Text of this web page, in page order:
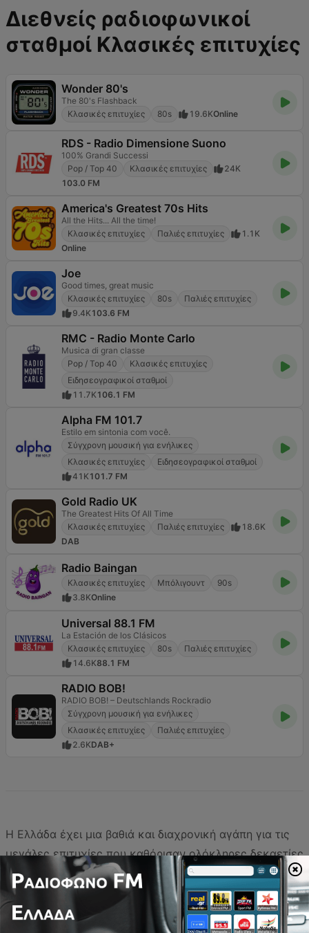
Διεθνείς ραδιοφωνικοί
σταθμοί Κλασικές επιτυχίες
Wonder 80's
The 80's Flashback
Κλασικές επιτυχίες
80s 19.6KOnline
RDS - Radio Dimensione Suono
100% Grandi Successi
Pop / Top 40
Κλασικές επιτυχίες
24K
103.0 FM
America's Greatest 70s Hits
All the Hits... All the time!
Κλασικές επιτυχίες
Παλιές επιτυχίες
1.1K
Online
Joe
Good times, great music
Κλασικές επιτυχίες
80s
Παλιές επιτυχίες
9.4K103.6 FM
RMC - Radio Monte Carlo
Musica di gran classe
Pop / Top 40
Κλασικές επιτυχίες
Ειδησεογραφικοί σταθμοί
11.7K106.1 FM
Alpha FM 101.7
Estilo em sintonia com você.
Σύγχρονη μουσική για ενήλικες
Κλασικές επιτυχίες
Ειδησεογραφικοί σταθμοί
41K101.7 FM
Gold Radio UK
The Greatest Hits Of All Time
Κλασικές επιτυχίες
Παλιές επιτυχίες
18.6K
DAB
Radio Baingan
Κλασικές επιτυχίες Μπόλιγουντ
90s
3.8KOnline
Universal 88.1 FM
La Estación de los Clásicos
Κλασικές επιτυχίες
80s
Παλιές επιτυχίες
14.6K88.1 FM
RADIO BOB!
RADIO BOB! – Deutschlands Rockradio
Σύγχρονη μουσική για ενήλικες
Κλασικές επιτυχίες
Παλιές επιτυχίες
2.6KDAB+
Η Ελλάδα έχει μια βαθιά και διαχρονική αγάπη για τις
μεγάλες επιτυχίες που καθόρισαν ολόκληρες δεκαετίες
και συνεχίζουν να συγκινούν μέχρι σήμερα. Από τα
νοσταλγικά anthems των 60s και 70s μέχρι τους
δυναμικούς synth ήχους των 80s και τις pop επιτυχίες